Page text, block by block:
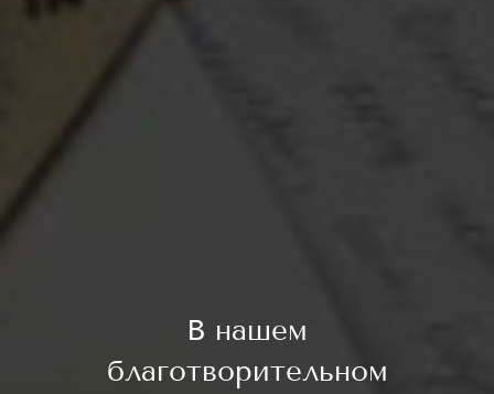
В нашем
благотворительном